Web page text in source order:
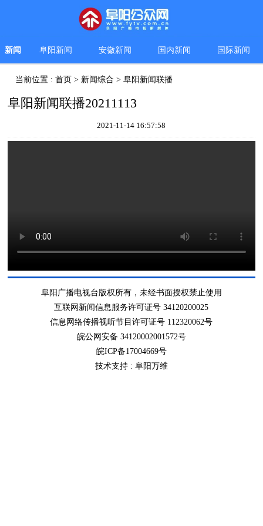
新闻 阜阳新闻 安徽新闻 国内新闻 国际新闻
当前位置 :首页 > 新闻综合 >阜阳新闻联播
阜阳新闻联播20211113
2021-11-14 16:57:58
阜阳广播电视台版权所有，未经书面授权禁止使用
互联网新闻信息服务许可证号 34120200025
信息网络传播视听节目许可证号 112320062号
皖公网安备 34120002001572号
皖ICP备17004669号
技术支持 : 阜阳万维